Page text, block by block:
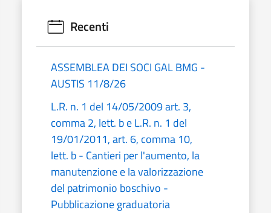
Recenti
ASSEMBLEA DEI SOCI GAL BMG -
AUSTIS 11/8/26
L.R. n. 1 del 14/05/2009 art. 3,
comma 2, lett. b e L.R. n. 1 del
19/01/2011, art. 6, comma 10,
lett. b - Cantieri per l'aumento, la
manutenzione e la valorizzazione
del patrimonio boschivo -
Pubblicazione graduatoria